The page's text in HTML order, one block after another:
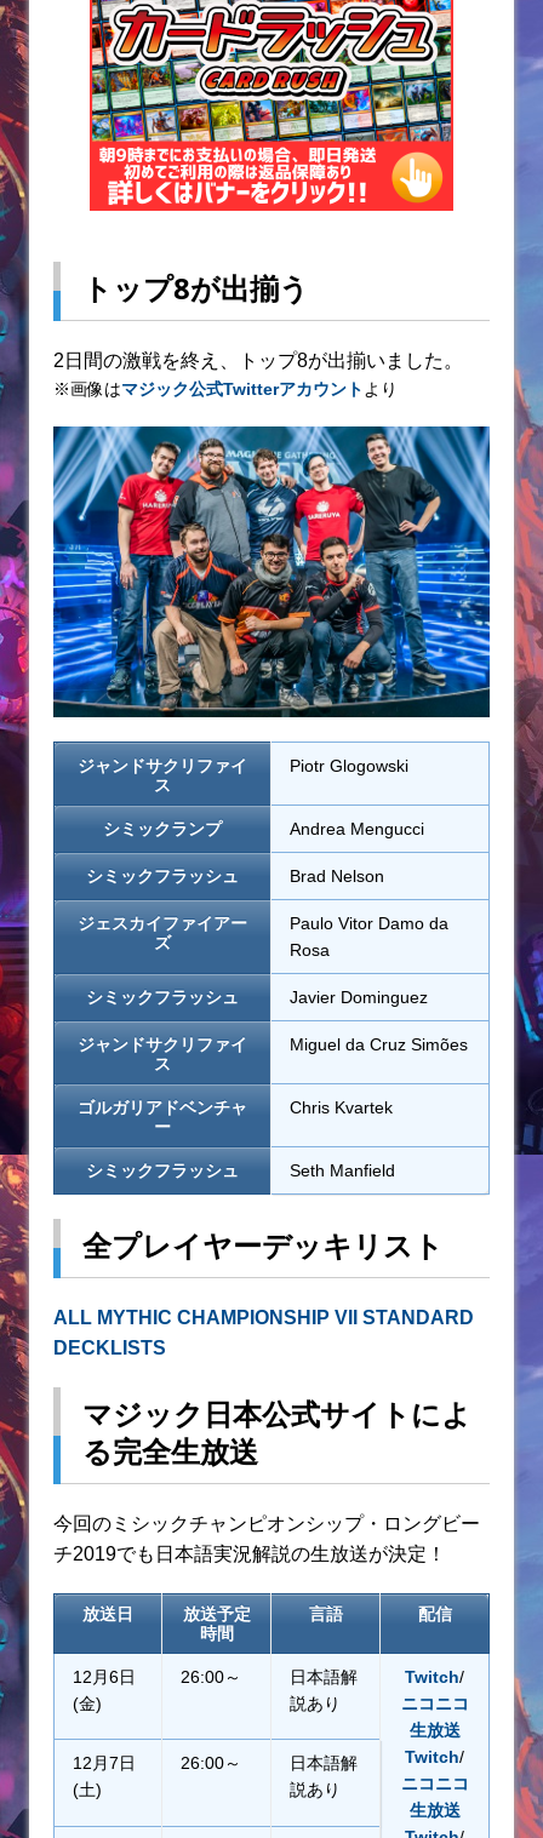
トップ8が出揃う
2日間の激戦を終え、トップ8が出揃いました。
※画像はマジック公式Twitterアカウント より
ジャンドサクリファイ
ス
Piotr Glogowski
シミックランプ Andrea Mengucci
シミックフラッシュ Brad Nelson
ジェスカイファイアー
ズ
Paulo Vitor Damo da
Rosa
シミックフラッシュ Javier Dominguez
ジャンドサクリファイ
ス
Miguel da Cruz Simões
ゴルガリアドベンチャ
ー
Chris Kvartek
シミックフラッシュ Seth Manfield
全プレイヤーデッキリスト
ALL MYTHIC CHAMPIONSHIP VII STANDARD
DECKLISTS
マジック日本公式サイトによ
る完全生放送
今回のミシックチャンピオンシップ・ロングビー
チ2019でも日本語実況解説の生放送が決定！
放送日
放送予定
時間
言語 配信
12月6日
(金)
26:00～
日本語解
説あり
Twitch/
ニコニコ
生放送
Twitch/
ニコニコ
生放送
12月7日
(土)
26:00～
日本語解
説あり